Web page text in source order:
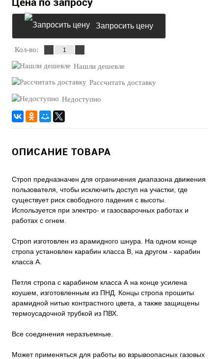
Запросить цену
Кол-во:
Нашли дешевле
Рассчитать доставку
Недоступно
ОПИСАНИЕ ТОВАРА
Строп предназначен для ограничения диапазона движения
пользователя, чтобы исключить доступ на участки, где
существует риск свободного падения с высоты.
Используется при электро‐ и газосварочных работах и
работах с огнем.
Строп изготовлен из арамидного шнура. На одном конце
стропа установлен карабин класса В, на другом - карабин
класса А.
Петля стропа с карабином класса А на конце усилена
коушем, изготовленным из ПНД. Концы стропа прошиты
арамидной нитью контрастного цвета, а также защищены
термоусадочной трубкой из ПВХ.
Все соединения неразъемные.
Может применяться для работы во взрывоопасных газовых